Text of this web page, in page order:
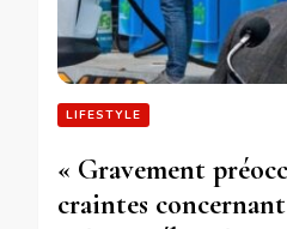
LIFESTYLE
« Gravement
craintes